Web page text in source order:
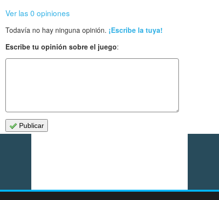
Ver las 0 opiniones
Todavía no hay ninguna opinión. ¡Escribe la tuya!
Escribe tu opinión sobre el juego:
Publicar